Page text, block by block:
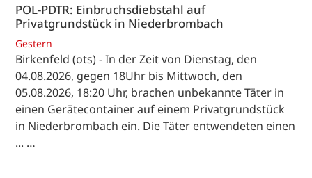
POL-PDTR: Einbruchsdiebstahl auf
Privatgrundstück in Niederbrombach
Gestern
Birkenfeld (ots) - In der Zeit von Dienstag, den
04.08.2026, gegen 18Uhr bis Mittwoch, den
05.08.2026, 18:20 Uhr, brachen unbekannte Täter in
einen Gerätecontainer auf einem Privatgrundstück
in Niederbrombach ein. Die Täter entwendeten einen
... …